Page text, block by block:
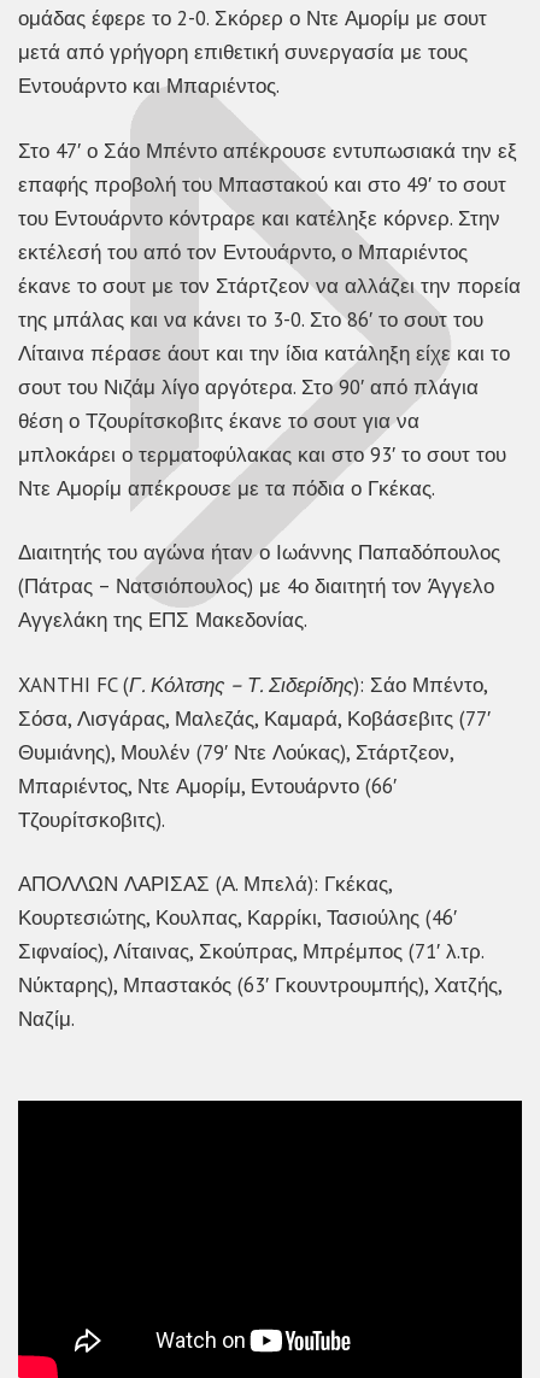
ομάδας έφερε το 2-0. Σκόρερ ο Ντε Αμορίμ με σουτ
μετά από γρήγορη επιθετική συνεργασία με τους
Εντουάρντο και Μπαριέντος.
Στο 47′ ο Σάο Μπέντο απέκρουσε εντυπωσιακά την εξ
επαφής προβολή του Μπαστακού και στο 49′ το σουτ
του Εντουάρντο κόντραρε και κατέληξε κόρνερ. Στην
εκτέλεσή του από τον Εντουάρντο, ο Μπαριέντος
έκανε το σουτ με τον Στάρτζεον να αλλάζει την πορεία
της μπάλας και να κάνει το 3-0. Στο 86′ το σουτ του
Λίταινα πέρασε άουτ και την ίδια κατάληξη είχε και το
σουτ του Νιζάμ λίγο αργότερα. Στο 90′ από πλάγια
θέση ο Τζουρίτσκοβιτς έκανε το σουτ για να
μπλοκάρει ο τερματοφύλακας και στο 93′ το σουτ του
Ντε Αμορίμ απέκρουσε με τα πόδια ο Γκέκας.
Διαιτητής του αγώνα ήταν ο Ιωάννης Παπαδόπουλος
(Πάτρας – Νατσιόπουλος) με 4ο διαιτητή τον Άγγελο
Αγγελάκη της ΕΠΣ Μακεδονίας.
XANTHI FC (Γ. Κόλτσης – Τ. Σιδερίδης): Σάο Μπέντο,
Σόσα, Λισγάρας, Μαλεζάς, Καμαρά, Κοβάσεβιτς (77′
Θυμιάνης), Μουλέν (79′ Ντε Λούκας), Στάρτζεον,
Μπαριέντος, Ντε Αμορίμ, Εντουάρντο (66′
Τζουρίτσκοβιτς).
ΑΠΟΛΛΩΝ ΛΑΡΙΣΑΣ (Α. Μπελά): Γκέκας,
Κουρτεσιώτης, Κουλπας, Καρρίκι, Τασιούλης (46′
Σιφναίος), Λίταινας, Σκούπρας, Μπρέμπος (71′ λ.τρ.
Νύκταρης), Μπαστακός (63′ Γκουντρουμπής), Χατζής,
Ναζίμ.